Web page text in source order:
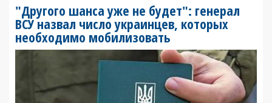
"Другого шанса уже не будет": генерал
ВСУ назвал число украинцев, которых
необходимо мобилизовать